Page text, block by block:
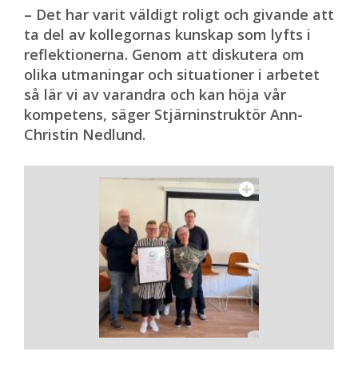
– Det har varit väldigt roligt och givande att
ta del av kollegornas kunskap som lyfts i
reflektionerna. Genom att diskutera om
olika utmaningar och situationer i arbetet
så lär vi av varandra och kan höja vår
kompetens, säger Stjärninstruktör Ann-
Christin Nedlund.